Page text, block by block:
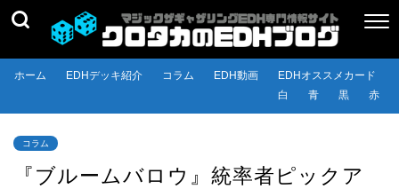
ホーム EDHデッキ紹介 コラム EDH動画
EDHオススメカード
白
青 黒 赤
コラム
『ブルームバロウ』統率者ピックア